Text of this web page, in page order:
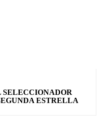
ESTRELLA